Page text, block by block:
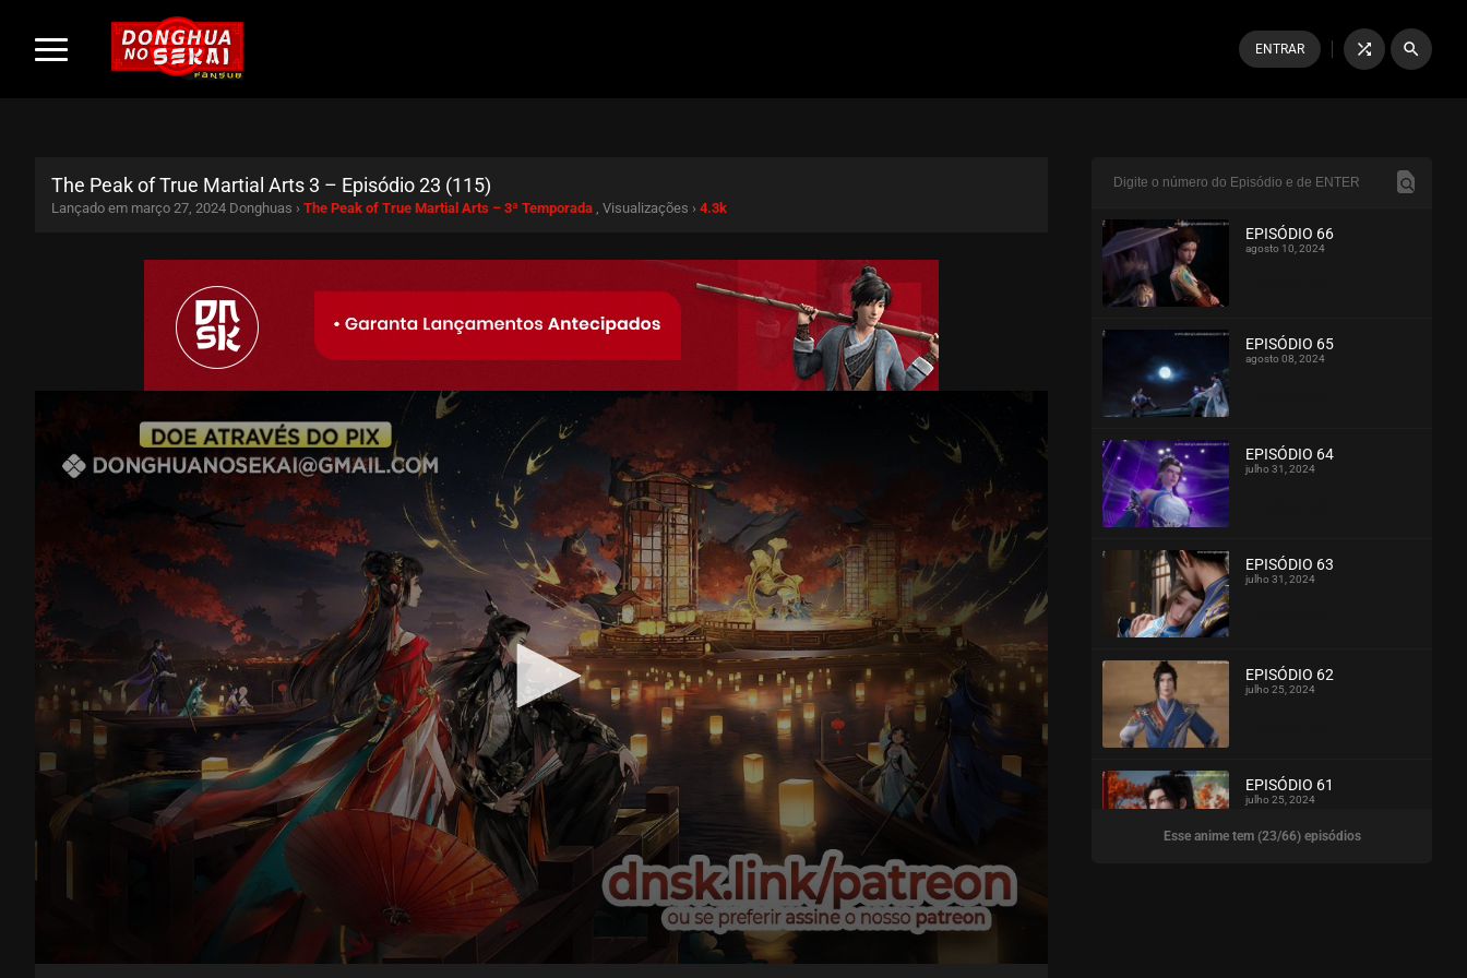
ENTRAR shuffle search
The Peak of True Martial Arts 3 – Episódio 23 (115)
Lançado em março 27, 2024 Donghuas › The Peak of True Martial Arts – 3ª Temporada , Visualizações › 4.3k
EPISÓDIO 66
agosto 10, 2024
EPISÓDIO 65
agosto 08, 2024
EPISÓDIO 64
julho 31, 2024
EPISÓDIO 63
julho 31, 2024
EPISÓDIO 62
julho 25, 2024
ASSISTIDO
EPISÓDIO 61
julho 25, 2024
Esse anime tem (23/66) episódios